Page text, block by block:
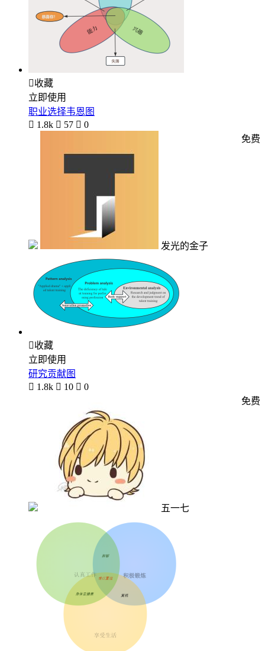
收藏
立即使用
职业选择韦恩图
 1.8k  57  0
发光的金子
免费
收藏
立即使用
研究贡献图
 1.8k  10  0
五一七
免费